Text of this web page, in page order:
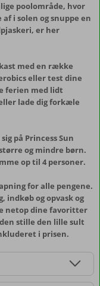
poolområde, hvor
i solen og snuppe en
er her
med en række
eller test dine
ferien med lidt
lade dig forkæle
på Princess Sun
og mindre børn.
op til 4 personer.
for alle pengene.
indkøb og opvask og
netop dine favoritter
stille den lille sult
i prisen.